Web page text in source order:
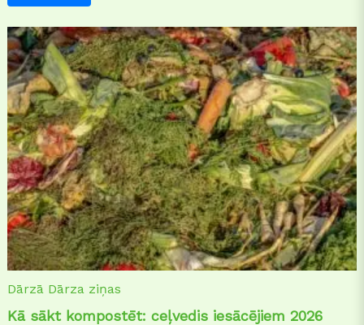
Dārzā Dārza ziņas
Kā sākt kompostēt: ceļvedis iesācējiem 2026